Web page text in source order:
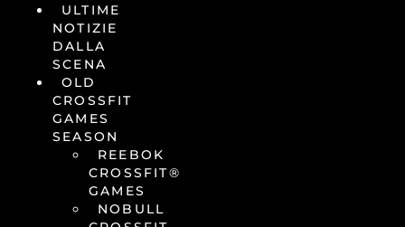
ULTIME
NOTIZIE
DALLA
SCENA
OLD
CROSSFIT
GAMES
SEASON
REEBOK
CROSSFIT®
GAMES
NOBULL